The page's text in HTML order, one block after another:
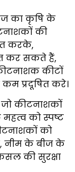
का कृषि के
की
करके,
कर सकते हैं,
कीटों
प्रदूषित करे।
जो कीटनाशकों
को स्पष्ट
को
नीम के बीज के
की सुरक्षा